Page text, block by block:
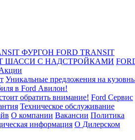
ФУРГОН FORD TRANSIT
ШАССИ С НАДСТРОЙКАМИ
Уникальные предложения на
в Ford Авилон!
обратить внимание! Ford Сервис
Техническое обслуживание
О компании Вакансии Политика
информация О Дилерском